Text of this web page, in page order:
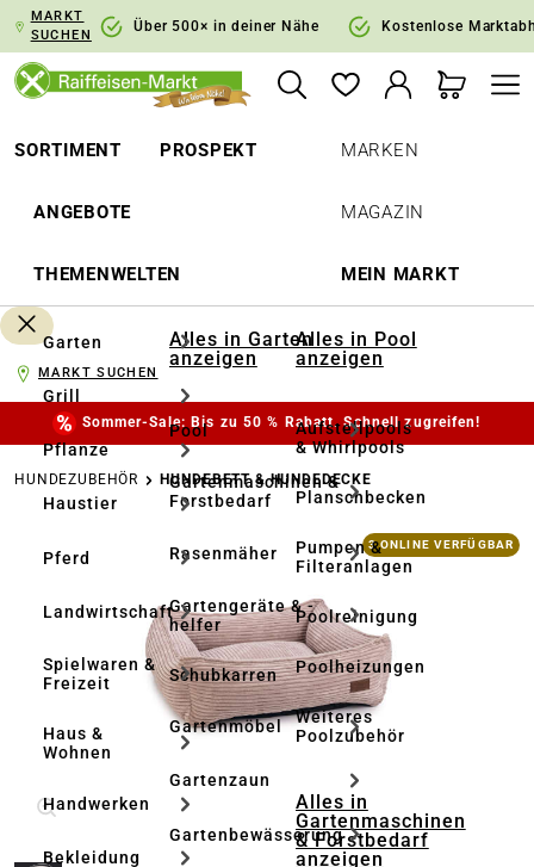
Zur Hauptnavigation springen
MARKT
SUCHEN
Über 500× in deiner Nähe Kostenlose
SORTIMENT PROSPEKT
ANGEBOTE
THEMENWELTEN
MARKEN
MAGAZIN
MEIN MARKT
Garten
Grill
Pflanze
Haustier
Pferd
Landwirtschaft
Spielwaren &
Freizeit
Haus &
Wohnen
Handwerken
Bekleidung
Alles in Garten
anzeigen
Pool
Gartenmaschinen &
Forstbedarf
Rasenmäher
Gartengeräte & -
helfer
Schubkarren
Gartenmöbel
Gartenzaun
Gartenbewässerung
Alles in Pool
anzeigen
Aufstellpools
& Whirlpools
Planschbecken
Pumpen &
Filteranlagen
Poolreinigung
Poolheizungen
Weiteres
Poolzubehör
Alles in
Gartenmaschinen
& Forstbedarf
anzeigen
MARKT SUCHEN
Sommer-Sale: Bis zu 50 % Rabatt. Schnell zugreifen!
HUNDEZUBEHÖR HUNDEBETT & HUNDEDECKE
Bildergalerie überspringen 3 ONLINE VERFÜGBAR